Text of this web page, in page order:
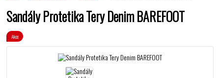
Sandály Protetika Tery Denim BAREFOOT
Akce